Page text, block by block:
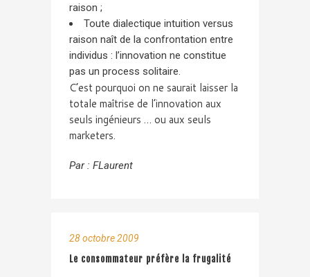
raison ;
Toute dialectique intuition versus
raison naît de la confrontation entre
individus : l’innovation ne constitue
pas un process solitaire.
C’est pourquoi on ne saurait laisser la
totale maîtrise de l’innovation aux
seuls ingénieurs … ou aux seuls
marketers.
Par : FLaurent
28 octobre 2009
Le consommateur préfère la frugalité